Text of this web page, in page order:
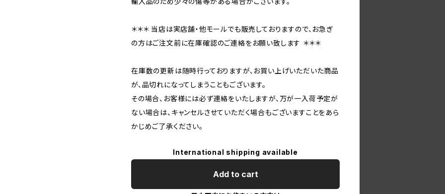
＊＊＊ 当店は実店舗・他モールでも販売しておりますので、お急ぎ
の方はご注文前に在庫確認のご連絡をお願い致します ＊＊＊
在庫数の更新は随時行っておりますが、お買い上げいただいた商品
が、品切れになってしまうこともございます。
その場合、お客様には必ず連絡をいたしますが、万が一入荷予定が
ない場合は、キャンセルさせていただく場合もございますことをあら
かじめご了承ください。
International shipping available
Add to cart